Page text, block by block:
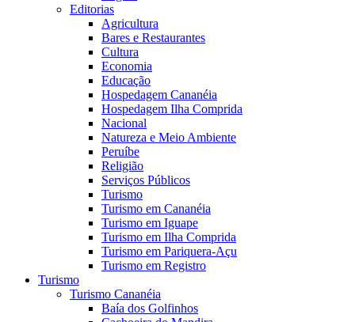
Editorias
Agricultura
Bares e Restaurantes
Cultura
Economia
Educação
Hospedagem Cananéia
Hospedagem Ilha Comprida
Nacional
Natureza e Meio Ambiente
Peruíbe
Religião
Serviços Públicos
Turismo
Turismo em Cananéia
Turismo em Iguape
Turismo em Ilha Comprida
Turismo em Pariquera-Açu
Turismo em Registro
Turismo
Turismo Cananéia
Baía dos Golfinhos